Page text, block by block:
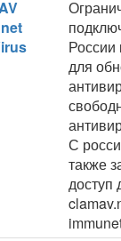
России
для
С
также
доступ